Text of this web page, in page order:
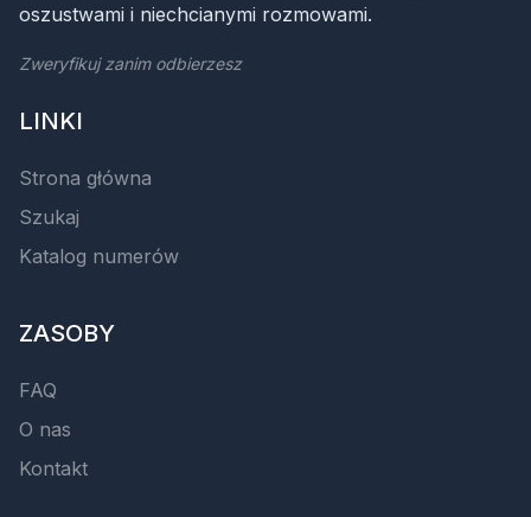
oszustwami i niechcianymi rozmowami.
Zweryfikuj zanim odbierzesz
LINKI
Strona główna
Szukaj
Katalog numerów
ZASOBY
FAQ
O nas
Kontakt